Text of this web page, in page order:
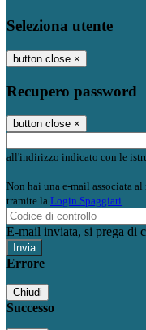
Seleziona utente
button close ×
Recupero password
button close ×
all'indirizzo indicato con le
Non hai una e-mail associata
tramite la Login Spaggiari
E-mail inviata, si prega di
Errore
Chiudi
Successo